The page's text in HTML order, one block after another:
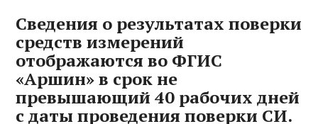
Сведения о результатах поверки
средств измерений
отображаются во ФГИС
«Аршин» в срок не
превышающий 40 рабочих дней
с даты проведения поверки СИ.